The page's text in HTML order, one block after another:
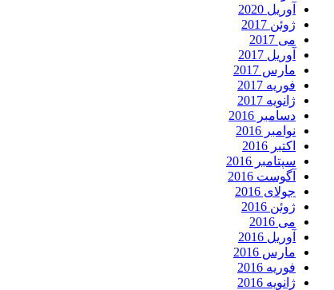
آوریل 2020
ژوئن 2017
می 2017
آوریل 2017
مارس 2017
فوریه 2017
ژانویه 2017
دسامبر 2016
نوامبر 2016
اکتبر 2016
سپتامبر 2016
آگوست 2016
جولای 2016
ژوئن 2016
می 2016
آوریل 2016
مارس 2016
فوریه 2016
ژانویه 2016